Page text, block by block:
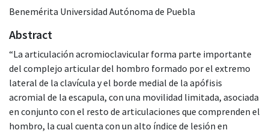
Benemérita Universidad Autónoma de Puebla
Abstract
“La articulación acromioclavicular forma parte importante
del complejo articular del hombro formado por el extremo
lateral de la clavícula y el borde medial de la apófisis
acromial de la escapula, con una movilidad limitada, asociada
en conjunto con el resto de articulaciones que comprenden el
hombro, la cual cuenta con un alto índice de lesión en